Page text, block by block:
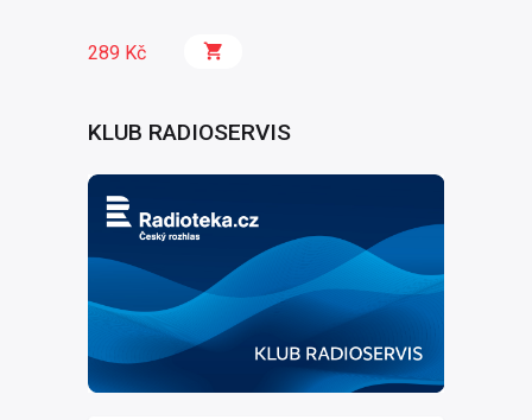
289 Kč
KLUB RADIOSERVIS